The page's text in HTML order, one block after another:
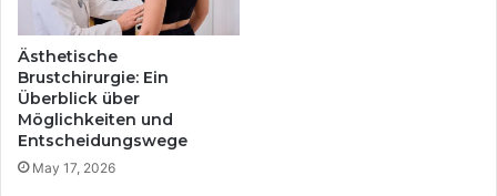
Ästhetische
Brustchirurgie: Ein
Überblick über
Möglichkeiten und
Entscheidungswege
May 17, 2026